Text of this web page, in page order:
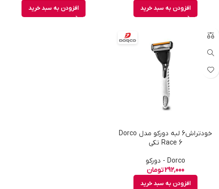
افزودن به سبد خرید افزودن به سبد خرید
خودتراش6 لبه دورکو مدل Dorco
Race 6 تکی
Dorco - دورکو
292,000تومان
افزودن به سبد خرید